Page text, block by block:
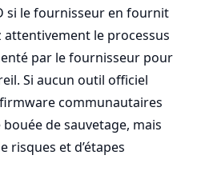
si le fournisseur en fournit
attentivement le processus
par le fournisseur pour
Si aucun outil officiel
firmware communautaires
de sauvetage, mais
risques et d’étapes